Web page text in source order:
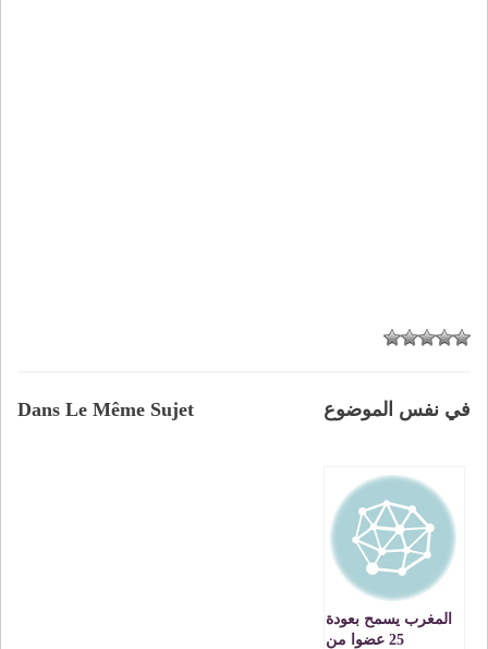
Dans Le Même Sujet في نفس الموضوع
المغرب يسمح بعودة
25 عضوا من